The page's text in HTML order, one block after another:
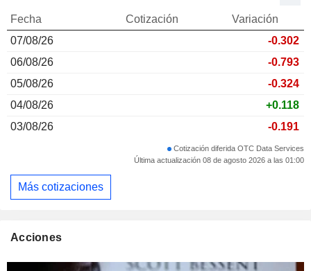
Fecha Cotización
Variación
07/08/26
-0.302
06/08/26
-0.793
05/08/26
-0.324
04/08/26
+0.118
03/08/26
-0.191
Cotización diferida OTC Data Services
Última actualización 08 de agosto 2026 a las 01:00
Más cotizaciones
Acciones